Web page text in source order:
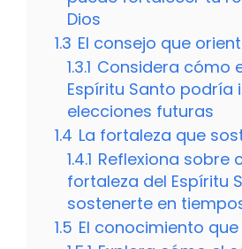
Dios
1.3 El consejo que
1.3.1 Considera cómo
Espíritu Santo podría
elecciones futuras
1.4 La fortaleza que
1.4.1 Reflexiona sobre
fortaleza del Espíritu
sostenerte en
1.5 El conocimiento